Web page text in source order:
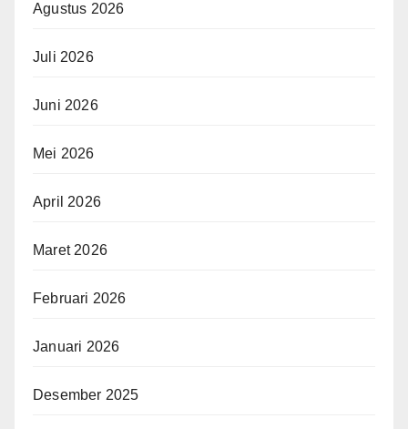
Agustus 2026
Juli 2026
Juni 2026
Mei 2026
April 2026
Maret 2026
Februari 2026
Januari 2026
Desember 2025